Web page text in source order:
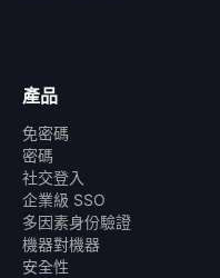
產品
免密碼
密碼
社交登入
企業級 SSO
多因素身份驗證
機器對機器
安全性